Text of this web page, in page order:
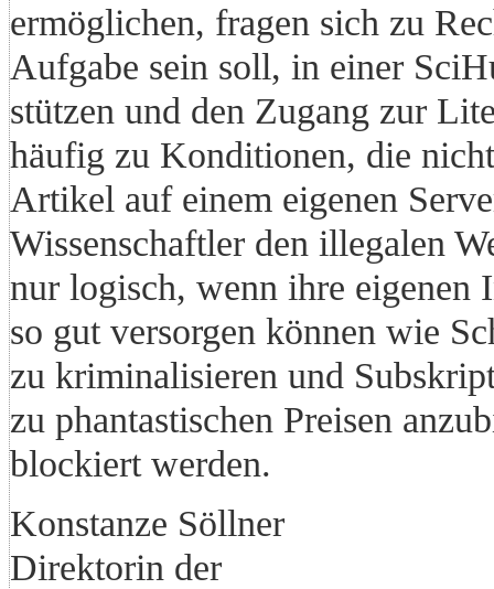
ermöglichen, fragen sich zu
Aufgabe sein soll, in einer
stützen und den Zugang zur
häufig zu Konditionen, die
Artikel auf einem eigenen
Wissenschaftler den illegalen
nur logisch, wenn ihre eigenen
so gut versorgen können wie
zu kriminalisieren und
zu phantastischen Preisen
blockiert werden.
Konstanze Söllner
Direktorin der